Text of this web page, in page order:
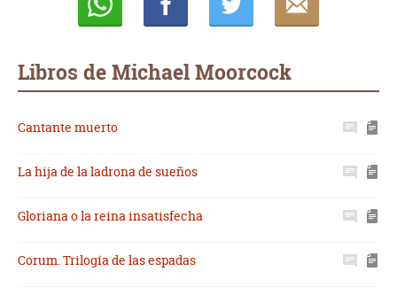
Libros de Michael Moorcock
Cantante muerto
La hija de la ladrona de sueños
Gloriana o la reina insatisfecha
Corum. Trilogía de las espadas